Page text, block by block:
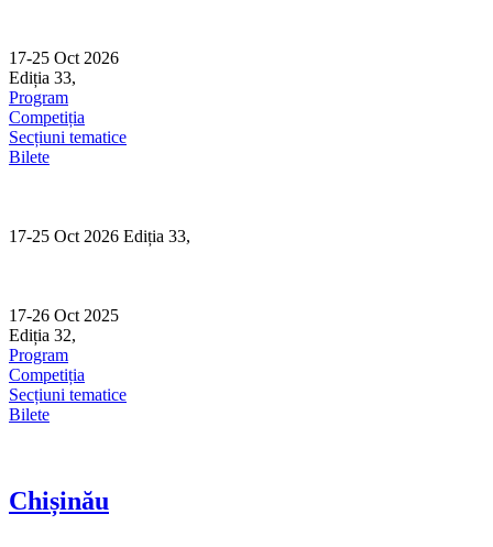
content
17-25 Oct 2026
Ediția 33,
Program
Competiția
Secțiuni tematice
Bilete
17-25 Oct 2026 Ediția 33,
17-26 Oct 2025
Ediția 32,
Program
Competiția
Secțiuni tematice
Bilete
Chișinău